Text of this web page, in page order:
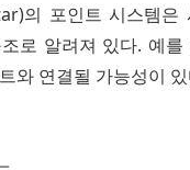
의 포인트 시스템은
로 알려져 있다. 예
와 연결될 가능성이